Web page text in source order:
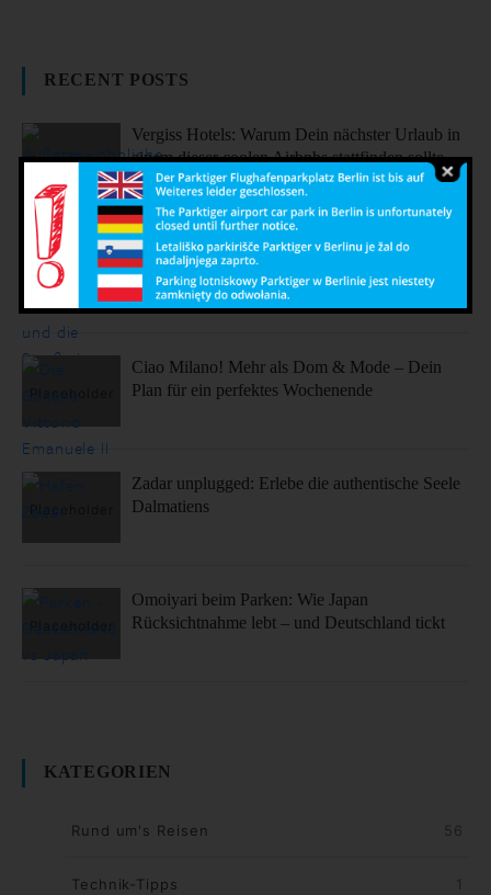
RECENT POSTS
Vergiss Hotels: Warum Dein nächster Urlaub in
einem dieser coolen Airbnbs stattfinden sollte.
Sonne, Stil, Sehenswürdigkeiten – So fühlt sich
Barcelona an
Ciao Milano! Mehr als Dom & Mode – Dein
Plan für ein perfektes Wochenende
Zadar unplugged: Erlebe die authentische Seele
Dalmatiens
Omoiyari beim Parken: Wie Japan
Rücksichtnahme lebt – und Deutschland tickt
KATEGORIEN
Rund um's Reisen 56
Technik-Tipps 1